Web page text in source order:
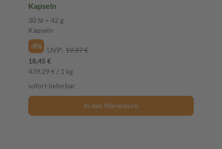
Kapseln
30 St = 42 g
Kapseln
-8%
UVP: 19,97 €
18,45 €
439,29 € / 1 kg
sofort lieferbar
In den Warenkorb